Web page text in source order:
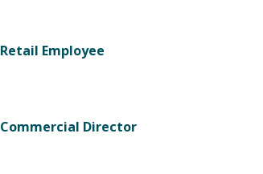
Retail Employee
Commercial Director